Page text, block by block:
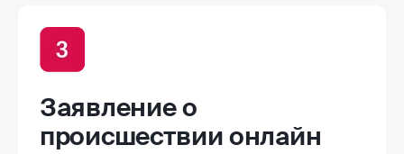
Заявление о
происшествии онлайн